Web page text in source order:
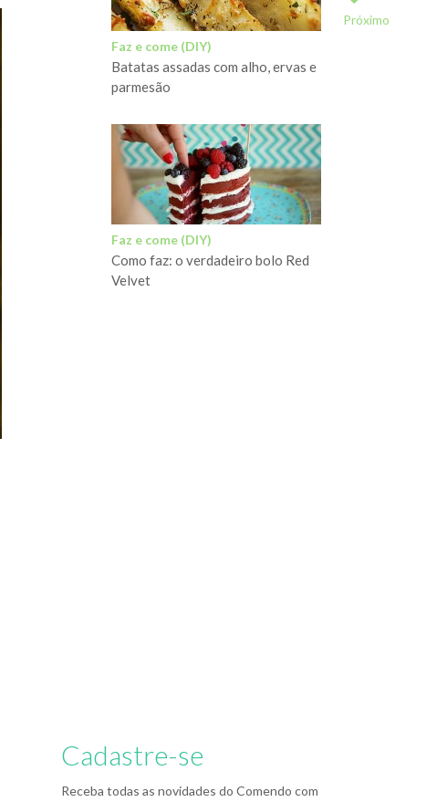
Próximo
Faz e come (DIY)
Batatas assadas com alho, ervas e
parmesão
Faz e come (DIY)
Como faz: o verdadeiro bolo Red
Velvet
Cadastre-se
Receba todas as novidades do Comendo com